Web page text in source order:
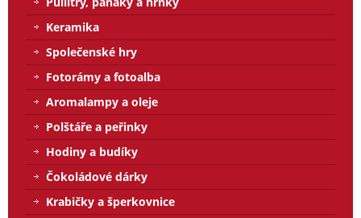
Keramika
Společenské hry
Fotorámy a fotoalba
Aromalampy a oleje
Polštáře a peřinky
Hodiny a budíky
Čokoládové dárky
Krabičky a šperkovnice